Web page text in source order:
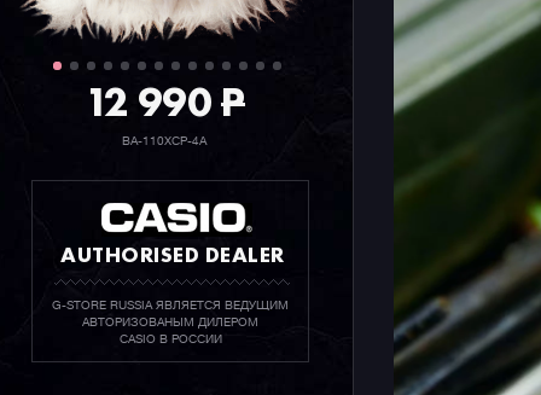
12 990P
BA-110XCP-4A
AUTHORISED DEALER
G-STORE RUSSIA ЯВЛЯЕТСЯ ВЕДУЩИМ
АВТОРИЗОВАНЫМ ДИЛЕРОМ
CASIO В РОССИИ